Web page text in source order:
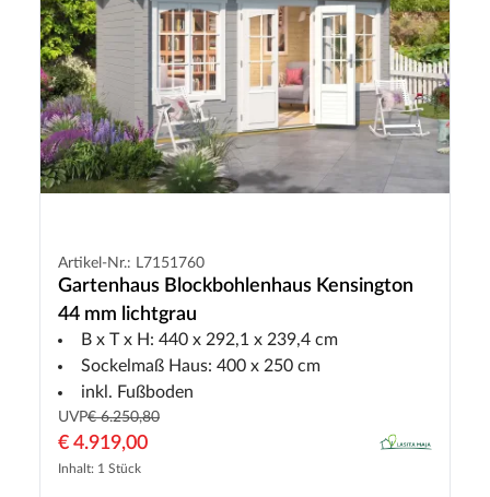
Artikel-Nr.: L7151760
Gartenhaus Blockbohlenhaus Kensington
44 mm lichtgrau
B x T x H: 440 x 292,1 x 239,4 cm
Sockelmaß Haus: 400 x 250 cm
inkl. Fußboden
UVP€ 6.250,80
€ 4.919,00
Inhalt: 1 Stück